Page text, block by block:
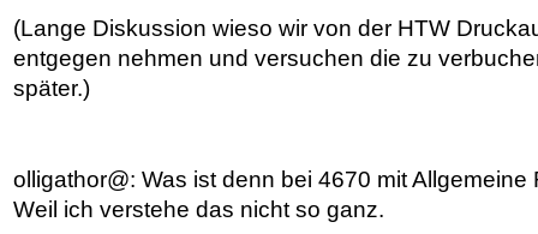
(Lange Diskussion wieso wir von der HTW
entgegen nehmen und versuchen die zu
später.)
olligathor@: Was ist denn bei 4670 mit
Weil ich verstehe das nicht so ganz.